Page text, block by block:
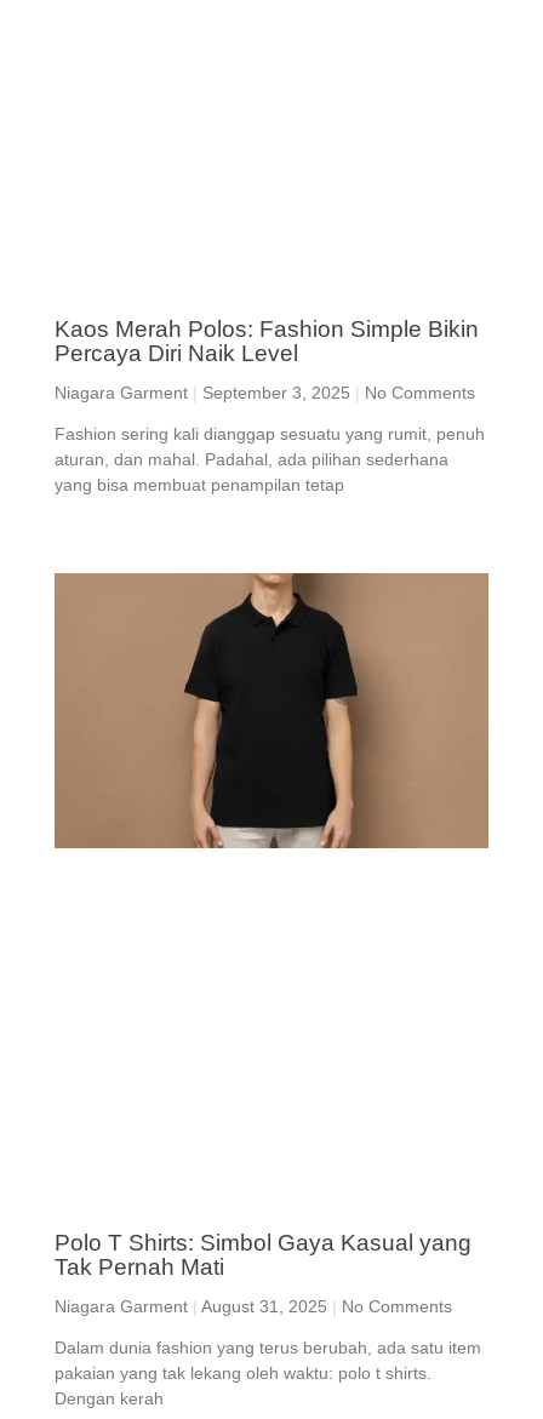
Kaos Merah Polos: Fashion Simple Bikin
Percaya Diri Naik Level
Niagara Garment September 3, 2025 No Comments
Fashion sering kali dianggap sesuatu yang rumit, penuh
aturan, dan mahal. Padahal, ada pilihan sederhana
yang bisa membuat penampilan tetap
Polo T Shirts: Simbol Gaya Kasual yang
Tak Pernah Mati
Niagara Garment August 31, 2025 No Comments
Dalam dunia fashion yang terus berubah, ada satu item
pakaian yang tak lekang oleh waktu: polo t shirts.
Dengan kerah